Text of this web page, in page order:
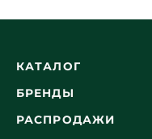
КАТАЛОГ
БРЕНДЫ
РАСПРОДАЖИ